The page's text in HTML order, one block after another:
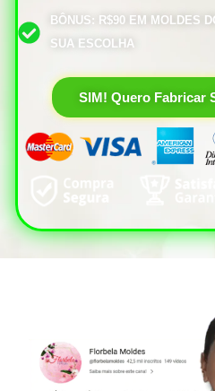
BÔNUS: R$90 EM MOLDES
SUA ESCOLHA
SIM! Quero Fabricar